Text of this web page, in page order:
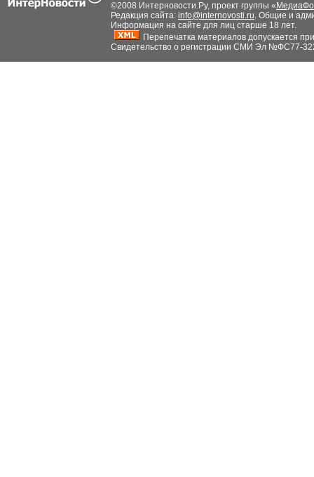
©2008 Интерновости.Ру, проект группы «
Редакция сайта: info@internovosti.ru. Общие и
Информация на сайте для лиц старше 18 лет.
Перепечатка материалов допускается
Свидетельство о регистрации СМИ Эл №ФС77-